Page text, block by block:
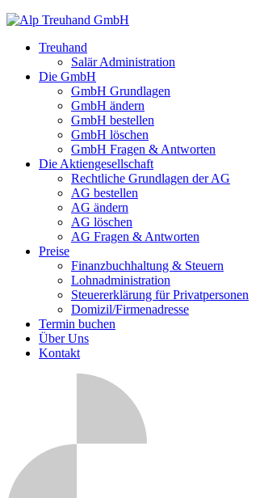
Treuhand
Salär Administration
Die GmbH
GmbH Grundlagen
GmbH ändern
GmbH bestellen
GmbH löschen
GmbH Fragen & Antworten
Die Aktiengesellschaft
Rechtliche Grundlagen der AG
AG bestellen
AG ändern
AG löschen
AG Fragen & Antworten
Preise
Finanzbuchhaltung & Steuern
Lohnadministration
Steuererklärung für Privatpersonen
Domizil/Firmenadresse
Termin buchen
Über Uns
Kontakt